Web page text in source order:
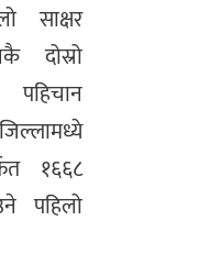
साक्षर
दोस्रो
पहिचान
१६६८
पहिलो